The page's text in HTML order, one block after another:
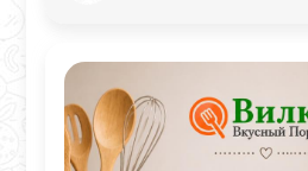
брать мясистые, чтобы
который вместе с
образует идеальный
Кориандр здесь играет
между брутальной